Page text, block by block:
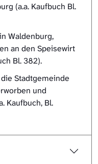
(a.a. Kaufbuch Bl.
Waldenburg,
an den Speisewirt
Bl. 382).
Stadtgemeinde
und
Kaufbuch, Bl.